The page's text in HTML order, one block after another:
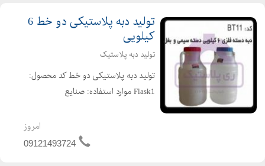
تولید دبه پلاستیکی دو خط 6
کیلویی
تولید دبه پلاستیک
تولید دبه پلاستیکی دو خط کد محصول:
Flask1 موارد استفاده: صنایع
رزین، نوع کالا:دبه 6 لیتری ویژگی های
محصول:دارای درب پیچی،دسته سیمی
امروز
09121493724